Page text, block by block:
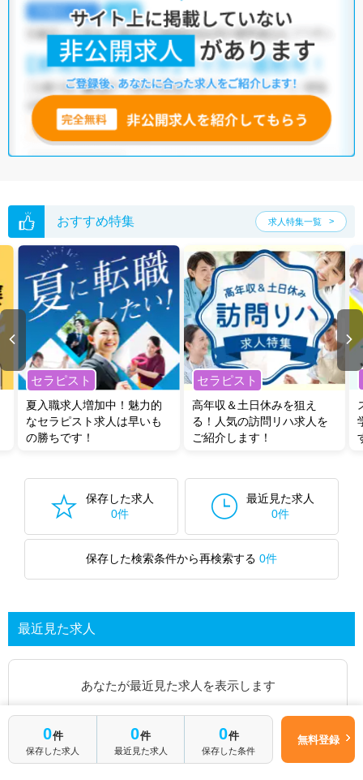
おすすめ特集 求人特集一覧
セラピスト
夏入職求人増加中！魅力的
なセラピスト求人は早いも
の勝ちです！
セラピスト
高年収＆土日休みを狙え
る！人気の訪問リハ求人を
ご紹介します！
保存した求人
0件
最近見た求人
0件
保存した検索条件から再検索する 0件
最近見た求人
あなたが最近見た求人を表示します
求人を探してみる
0件
保存した求人
0件
最近見た求人
0件
保存した条件
無料登録